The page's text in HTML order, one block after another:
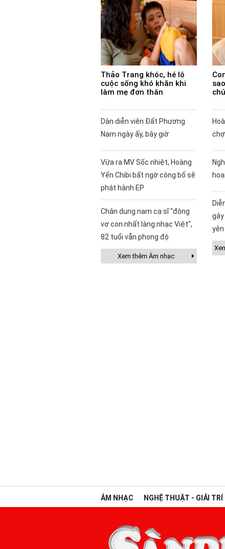
Thảo Trang khóc, hé lộ
cuộc sống khó khăn khi
làm mẹ đơn thân
Dàn diễn viên Đất Phương
Nam ngày ấy, bây giờ
Vừa ra MV Sốc nhiệt, Hoàng
Yến Chibi bất ngờ công bố sẽ
phát hành EP
Chân dung nam ca sĩ "đông
vợ con nhất làng nhạc Việt",
82 tuổi vẫn phong độ
Xem thêm Âm nhạc
chợ
ÂM NHẠC NGHỆ THUẬT - GIẢI TRÍ